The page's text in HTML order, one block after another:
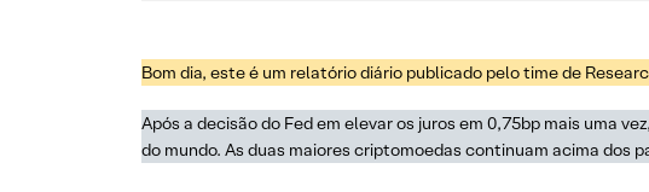
Bom dia, este é um relatório diário publicado pelo time de
Após a decisão do Fed em elevar os juros em 0,75bp mais uma
do mundo. As duas maiores criptomoedas continuam acima dos